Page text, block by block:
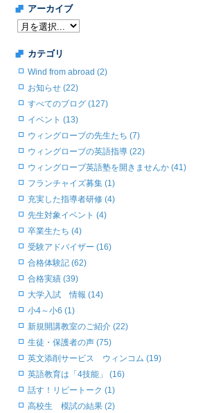
アーカイブ
カテゴリ
Wind from abroad (2)
お知らせ (22)
すべてのブログ (127)
イベント (13)
ウィングローブの先生たち (7)
ウィングローブの英語指導 (22)
ウィングローブ英語塾を開きませんか (41)
フランチャイズ募集 (1)
充実した指導者研修 (4)
先生対象イベント (4)
卒業生たち (4)
受験アドバイザー (16)
合格体験記 (62)
合格実績 (39)
大学入試 情報 (14)
小4～小6 (1)
新規開講教室のご紹介 (22)
生徒・保護者の声 (75)
英文添削サービス ウィンコム (19)
英語教育は「4技能」 (16)
話す！リピートーク (1)
高校生 模試の結果 (2)